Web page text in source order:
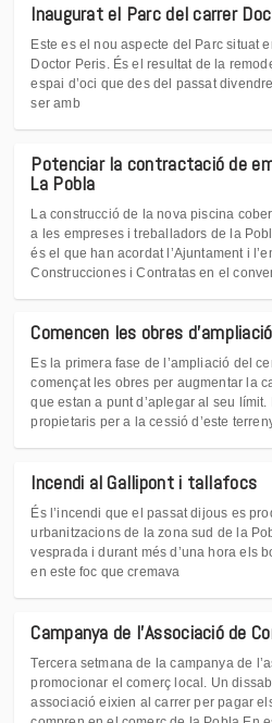
Inaugurat el Parc del carrer
Este es el nou aspecte del Parc situat
Doctor Peris. És el resultat de la
espai d’oci que des del passat
ser amb
Potenciar la contractació de
La Pobla
La construcció de la nova piscina
a les empreses i treballadors de la
és el que han acordat l’Ajuntament i
Construcciones i Contratas en el
Comencen les obres
Es la primera fase de l’ampliació del
començat les obres per augmentar la
que estan a punt d’aplegar al seu
propietaris per a la cessió d’este
Incendi al Gallipont i tallafocs
És l’incendi que el passat dijous es
urbanitzacions de la zona sud de la
vesprada i durant més d’una hora els
en este foc que cremava
Campanya de l'Associació de
Tercera setmana de la campanya de
promocionar el comerç local. Un
associació eixien al carrer per pagar